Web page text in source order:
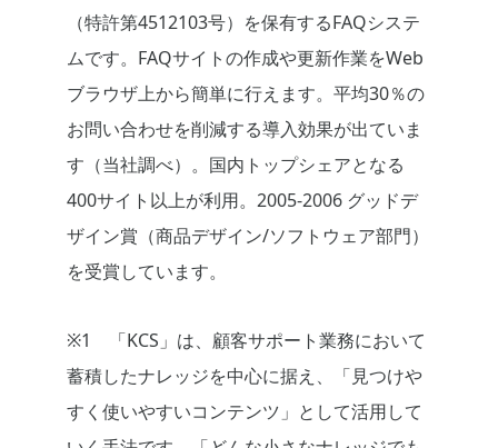
（特許第4512103号）を保有するFAQシステ
ムです。FAQサイトの作成や更新作業をWeb
ブラウザ上から簡単に行えます。平均30％の
お問い合わせを削減する導入効果が出ていま
す（当社調べ）。国内トップシェアとなる
400サイト以上が利用。2005-2006 グッドデ
ザイン賞（商品デザイン/ソフトウェア部門）
を受賞しています。
※1 「KCS」は、顧客サポート業務において
蓄積したナレッジを中心に据え、「見つけや
すく使いやすいコンテンツ」として活用して